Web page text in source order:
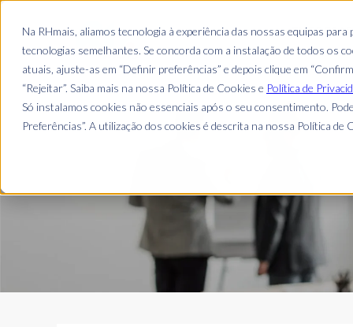
Na RHmais, aliamos tecnologia à experiência das nossas equipas
tecnologias semelhantes. Se concorda com a instalação de todos os
atuais, ajuste-as em “Definir preferências” e depois clique em
“Rejeitar”. Saiba mais na nossa Política de Cookies e Política de
Só instalamos cookies não essenciais após o seu consentimento.
Preferências”. A utilização dos cookies é descrita na nossa Política de
EMPRESAS